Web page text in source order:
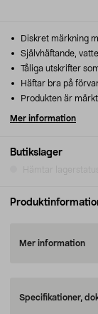
Butikslager
Diskret märkning
Självhäftande,
Tåliga utskrifter
Häftar bra på
Produkten är
Mer information
Mer information
Specifikationer,